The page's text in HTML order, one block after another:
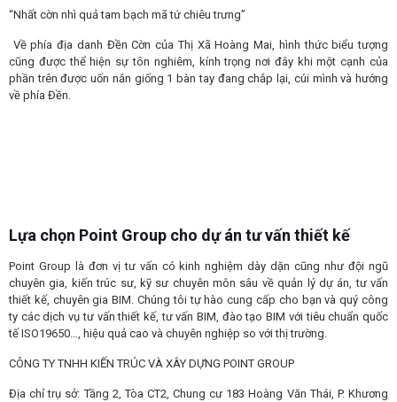
“Nhất cờn nhì quả tam bạch mã tứ chiêu trưng”
Về phía địa danh Đền Cờn của Thị Xã Hoàng Mai, hình thức biểu tượng
cũng được thể hiện sự tôn nghiêm, kính trọng nơi đây khi một cạnh của
phần trên được uốn nắn giống 1 bàn tay đang chắp lại, cúi mình và hướng
về phía Đền.
Lựa chọn Point Group cho dự án tư vấn thiết kế
Point Group là đơn vị tư vấn có kinh nghiệm dày dặn cũng như đội ngũ
chuyên gia, kiến trúc sư, kỹ sư chuyên môn sâu về quản lý dự án, tư vấn
thiết kế, chuyên gia BIM. Chúng tôi tự hào cung cấp cho bạn và quý công
ty các dịch vụ tư vấn thiết kế, tư vấn BIM, đào tạo BIM với tiêu chuẩn quốc
tế ISO19650…, hiệu quả cao và chuyên nghiệp so với thị trường.
CÔNG TY TNHH KIẾN TRÚC VÀ XÂY DỰNG POINT GROUP
Địa chỉ trụ sở: Tầng 2, Tòa CT2, Chung cư 183 Hoàng Văn Thái, P. Khương